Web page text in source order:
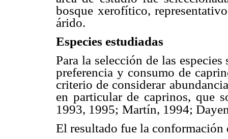
bosque xerofítico,
árido.
Especies estudiadas
Para la selección de las
preferencia y consumo de
criterio de considerar
en particular de caprinos, que
1993, 1995; Martín, 1994;
El resultado fue la conformación